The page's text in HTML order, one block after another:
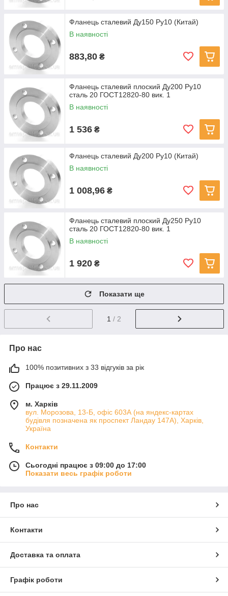
Фланець сталевий Ду150 Ру10 (Китай)
В наявності
883,80 ₴
Фланець сталевий плоский Ду200 Ру10
сталь 20 ГОСТ12820-80 вик. 1
В наявності
1 536 ₴
Фланець сталевий Ду200 Ру10 (Китай)
В наявності
1 008,96 ₴
Фланець сталевий плоский Ду250 Ру10
сталь 20 ГОСТ12820-80 вик. 1
В наявності
1 920 ₴
Показати ще
1 / 2
Про нас
100% позитивних з 33 відгуків за рік
Працює з 29.11.2009
м. Харків
вул. Морозова, 13-Б, офіс 603А (на яндекс-картах
будівля позначена як проспект Ландау 147А), Харків,
Україна
Контакти
Сьогодні працює з 09:00 до 17:00
Показати весь графік роботи
Про нас
Контакти
Доставка та оплата
Графік роботи